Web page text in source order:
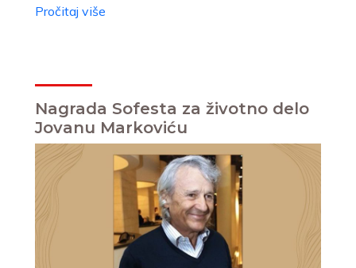
Pročitaj više
Nagrada Sofesta za životno delo
Jovanu Markoviću